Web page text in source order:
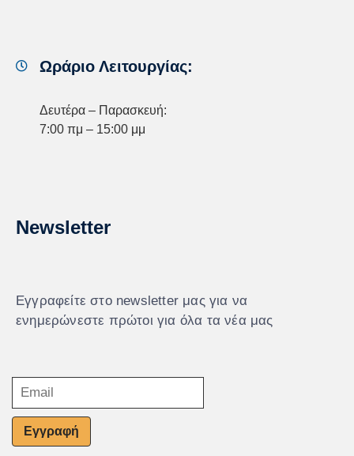
Ωράριο Λειτουργίας:
Δευτέρα – Παρασκευή:
7:00 πμ – 15:00 μμ
Newsletter
Εγγραφείτε στο newsletter μας για να
ενημερώνεστε πρώτοι για όλα τα νέα μας
Εγγραφή